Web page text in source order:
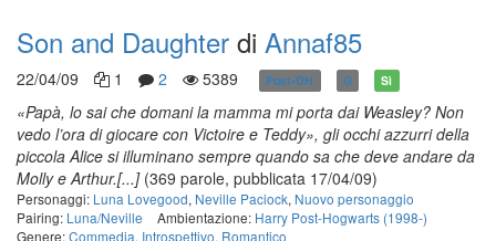
Son and Daughter di Annaf85
22/04/09 1 2 5389 Post-DH G Sì
«Papà, lo sai che domani la mamma mi porta dai Weasley? Non
vedo l’ora di giocare con Victoire e Teddy», gli occhi azzurri della
piccola Alice si illuminano sempre quando sa che deve andare da
Molly e Arthur.[...] (369 parole, pubblicata 17/04/09)
Personaggi: Luna Lovegood, Neville Paciock, Nuovo personaggio
Pairing: Luna/Neville Ambientazione: Harry Post-Hogwarts (1998-)
Genere:Commedia, Introspettivo, Romantico